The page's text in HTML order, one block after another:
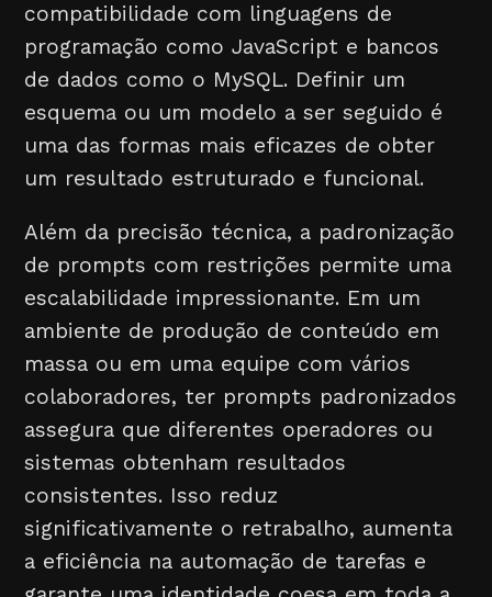
compatibilidade com linguagens de
programação como JavaScript e bancos
de dados como o MySQL. Definir um
esquema ou um modelo a ser seguido é
uma das formas mais eficazes de obter
um resultado estruturado e funcional.
Além da precisão técnica, a padronização
de prompts com restrições permite uma
escalabilidade impressionante. Em um
ambiente de produção de conteúdo em
massa ou em uma equipe com vários
colaboradores, ter prompts padronizados
assegura que diferentes operadores ou
sistemas obtenham resultados
consistentes. Isso reduz
significativamente o retrabalho, aumenta
a eficiência na automação de tarefas e